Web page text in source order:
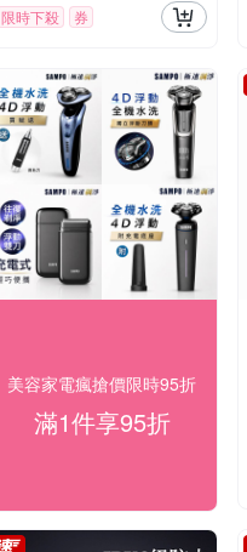
限時下殺 券
美容家電瘋搶價限時95折
滿1件享95折